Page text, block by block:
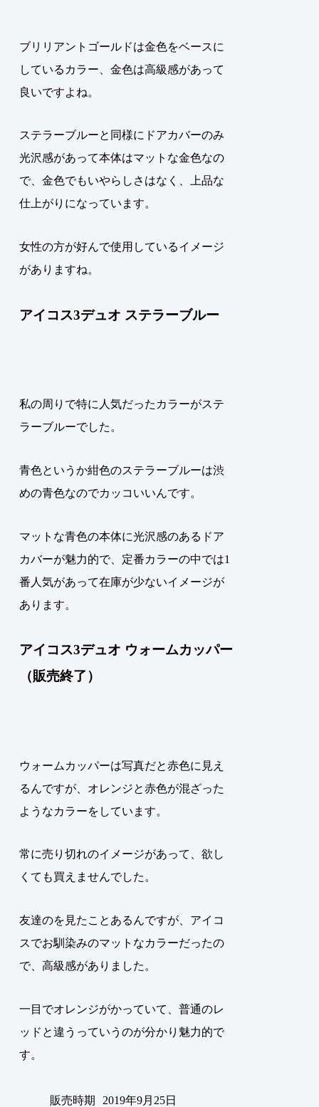
ブリリアントゴールドは金色をベースに
しているカラー、金色は高級感があって
良いですよね。
ステラーブルーと同様にドアカバーのみ
光沢感があって本体はマットな金色なの
で、金色でもいやらしさはなく、上品な
仕上がりになっています。
女性の方が好んで使用しているイメージ
がありますね。
アイコス3デュオ ステラーブルー
私の周りで特に人気だったカラーがステ
ラーブルーでした 。
青色というか紺色のステラーブルーは渋
めの青色なのでカッコいいんです。
マットな青色の本体に光沢感のあるドア
カバーが魅力的で、定番カラーの中では1
番人気があって在庫が少ないイメージが
あります。
アイコス3デュオ ウォームカッパー
（販売終了）
ウォームカッパーは写真だと赤色に見え
るんですが、オレンジと赤色が混ざった
ようなカラーをしています。
常に売り切れのイメージがあって、欲し
くても買えませんでした。
友達のを見たことあるんですが、アイコ
スでお馴染みのマットなカラーだったの
で、高級感がありました。
一目でオレンジがかっていて、普通のレ
ッドと違うっていうのが分かり魅力的で
す。
販売時期 2019年9月25日